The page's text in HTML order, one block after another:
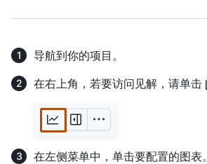
导航到你的项目。
在右上角，若要访问见解，请单击
在左侧菜单中，单击要配置的图表。